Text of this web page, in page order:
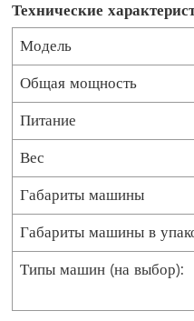
Технические
Модель
Общая мощность
Питание
Вес
Габариты машины
Габариты машины в
Типы машин (на выбор):